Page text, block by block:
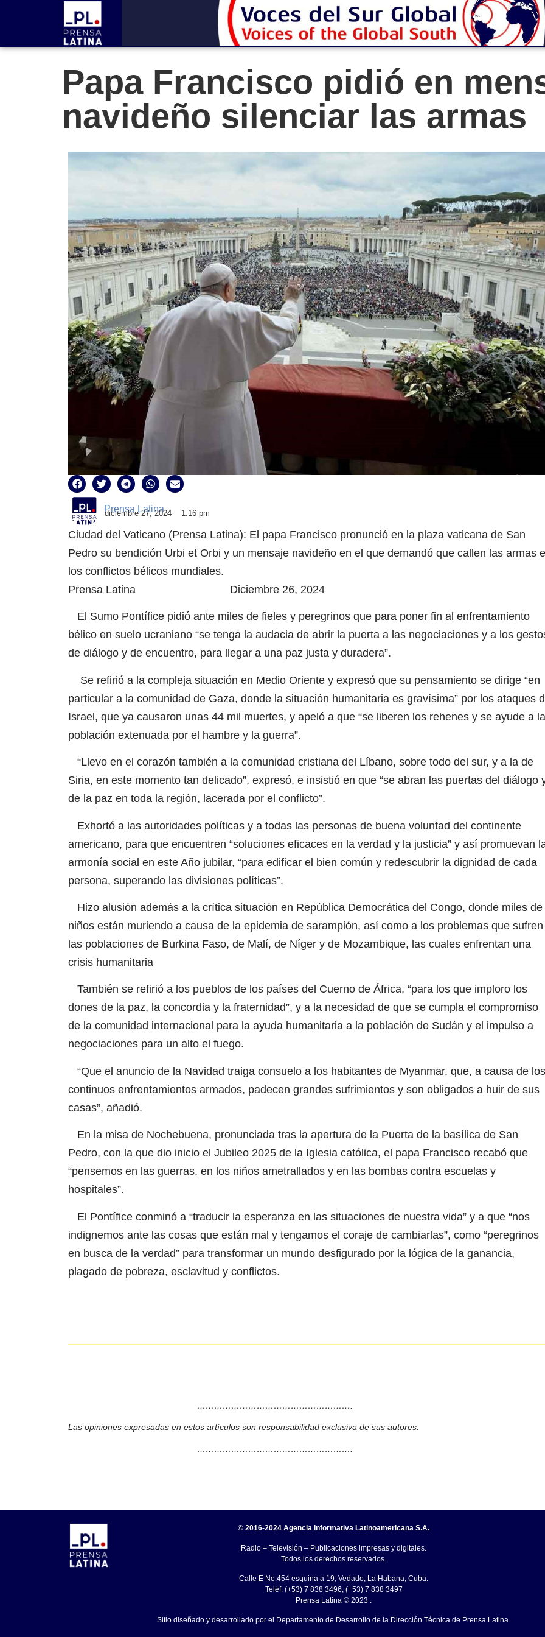
Papa Francisco pidió en
navideño silenciar las armas
Prensa Latina
diciembre 27, 2024 1:16 pm
Ciudad del Vaticano (Prensa Latina): El papa Francisco pronunció en la plaza vaticana de San
Pedro su bendición Urbi et Orbi y un mensaje navideño en el que demandó que callen las armas
los conflictos bélicos mundiales.
Prensa Latina Diciembre 26, 2024
El Sumo Pontífice pidió ante miles de fieles y peregrinos que para poner fin al enfrentamiento
bélico en suelo ucraniano “se tenga la audacia de abrir la puerta a las negociaciones y a los
de diálogo y de encuentro, para llegar a una paz justa y duradera”.
Se refirió a la compleja situación en Medio Oriente y expresó que su pensamiento se dirige “en
particular a la comunidad de Gaza, donde la situación humanitaria es gravísima” por los ataques
Israel, que ya causaron unas 44 mil muertes, y apeló a que “se liberen los rehenes y se ayude a la
población extenuada por el hambre y la guerra”.
“Llevo en el corazón también a la comunidad cristiana del Líbano, sobre todo del sur, y a la de
Siria, en este momento tan delicado”, expresó, e insistió en que “se abran las puertas del diálogo
de la paz en toda la región, lacerada por el conflicto”.
Exhortó a las autoridades políticas y a todas las personas de buena voluntad del continente
americano, para que encuentren “soluciones eficaces en la verdad y la justicia” y así promuevan
armonía social en este Año jubilar, “para edificar el bien común y redescubrir la dignidad de cada
persona, superando las divisiones políticas”.
Hizo alusión además a la crítica situación en República Democrática del Congo, donde miles de
niños están muriendo a causa de la epidemia de sarampión, así como a los problemas que sufren
las poblaciones de Burkina Faso, de Malí, de Níger y de Mozambique, las cuales enfrentan una
crisis humanitaria
También se refirió a los pueblos de los países del Cuerno de África, “para los que imploro los
dones de la paz, la concordia y la fraternidad”, y a la necesidad de que se cumpla el compromiso
de la comunidad internacional para la ayuda humanitaria a la población de Sudán y el impulso a
negociaciones para un alto el fuego.
“Que el anuncio de la Navidad traiga consuelo a los habitantes de Myanmar, que, a causa de los
continuos enfrentamientos armados, padecen grandes sufrimientos y son obligados a huir de sus
casas”, añadió.
En la misa de Nochebuena, pronunciada tras la apertura de la Puerta de la basílica de San
Pedro, con la que dio inicio el Jubileo 2025 de la Iglesia católica, el papa Francisco recabó que
“pensemos en las guerras, en los niños ametrallados y en las bombas contra escuelas y
hospitales”.
El Pontífice conminó a “traducir la esperanza en las situaciones de nuestra vida” y a que “nos
indignemos ante las cosas que están mal y tengamos el coraje de cambiarlas”, como “peregrinos
en busca de la verdad” para transformar un mundo desfigurado por la lógica de la ganancia,
plagado de pobreza, esclavitud y conflictos.
……………………………………………….
Las opiniones expresadas en estos artículos son responsabilidad exclusiva de sus autores.
……………………………………………….
© 2016-2024 Agencia Informativa Latinoamericana S.A.
Radio – Televisión – Publicaciones impresas y digitales.
Todos los derechos reservados.
Calle E No.454 esquina a 19, Vedado, La Habana, Cuba.
Teléf: (+53) 7 838 3496, (+53) 7 838 3497
Prensa Latina © 2023 .
Sitio diseñado y desarrollado por el Departamento de Desarrollo de la Dirección Técnica de Prensa Latina.